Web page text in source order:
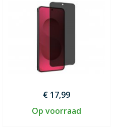
€ 17,99
Op voorraad